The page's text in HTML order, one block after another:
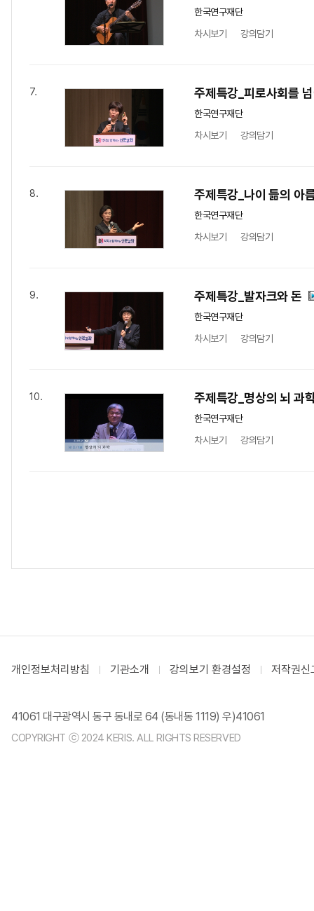
한국연구재단
차시보기
강의담기
7. 주제특강_피로사회를
한국연구재단
차시보기
강의담기
8. 주제특강_나이 듦의 아
한국연구재단
차시보기
강의담기
9. 주제특강_발자크와 돈
한국연구재단
차시보기
강의담기
10. 주제특강_명상의 뇌 과
한국연구재단
차시보기
강의담기
개인정보처리방침 기관소개 강의보기 환경설정 저작권신
41061 대구광역시 동구 동내로 64 (동내동 1119) 우)41061
COPYRIGHT ⓒ 2024 KERIS. ALL RIGHTS RESERVED